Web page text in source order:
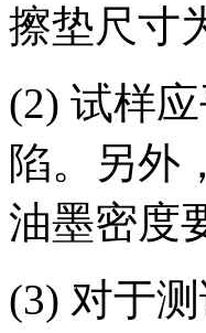
擦垫尺寸
(2) 试样
陷。另外
油墨密度
(3) 对于